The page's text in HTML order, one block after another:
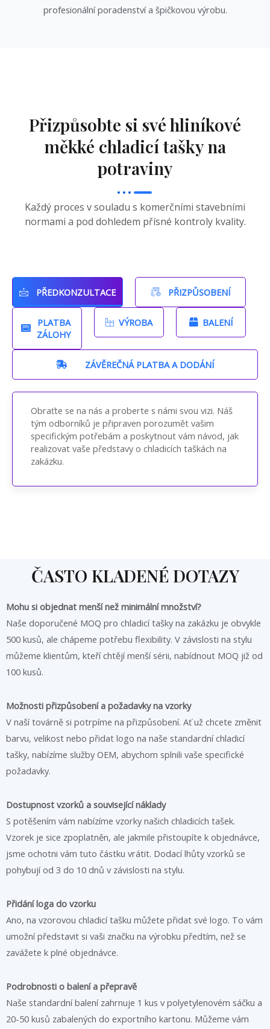
profesionální poradenství a špičkovou výrobu.
Přizpůsobte si své hliníkové
měkké chladicí tašky na
potraviny
Každý proces v souladu s komerčními stavebními
normami a pod dohledem přísné kontroly kvality.
PŘEDKONZULTACE PŘIZPŮSOBENÍ
PLATBA
ZÁLOHY
VÝROBA BALENÍ
ZÁVĚREČNÁ PLATBA A DODÁNÍ
Obraťte se na nás a proberte s námi svou vizi. Náš
tým odborníků je připraven porozumět vašim
specifickým potřebám a poskytnout vám návod, jak
realizovat vaše představy o chladicích taškách na
zakázku.
ČASTO KLADENÉ DOTAZY
Mohu si objednat menší než minimální množství?
Naše doporučené MOQ pro chladicí tašky na zakázku je obvykle
500 kusů, ale chápeme potřebu flexibility. V závislosti na stylu
můžeme klientům, kteří chtějí menší sérii, nabídnout MOQ již od
100 kusů.
Možnosti přizpůsobení a požadavky na vzorky
V naší továrně si potrpíme na přizpůsobení. Ať už chcete změnit
barvu, velikost nebo přidat logo na naše standardní chladicí
tašky, nabízíme služby OEM, abychom splnili vaše specifické
požadavky.
Dostupnost vzorků a související náklady
S potěšením vám nabízíme vzorky našich chladicích tašek.
Vzorek je sice zpoplatněn, ale jakmile přistoupíte k objednávce,
jsme ochotni vám tuto částku vrátit. Dodací lhůty vzorků se
pohybují od 3 do 10 dnů v závislosti na stylu.
Přidání loga do vzorku
Ano, na vzorovou chladicí tašku můžete přidat své logo. To vám
umožní představit si vaši značku na výrobku předtím, než se
zavážete k plné objednávce.
Podrobnosti o balení a přepravě
Naše standardní balení zahrnuje 1 kus v polyetylenovém sáčku a
20-50 kusů zabalených do exportního kartonu. Můžeme vám